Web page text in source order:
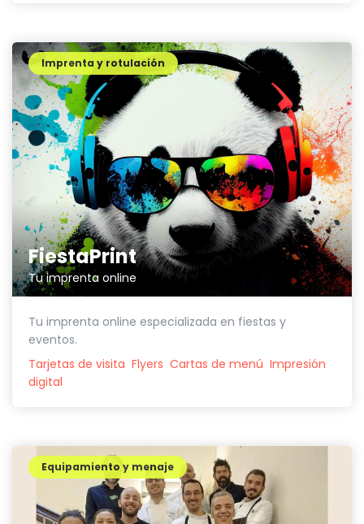
FiestaPrint
Tu imprenta online
Imprenta y rotulación
Tu imprenta online especializada en fiestas y
eventos.
Tarjetas de visita Flyers Cartas de menú Impresión
digital
Equipamiento y menaje